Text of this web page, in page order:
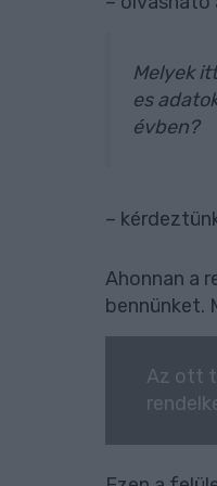
Melyek
es
évben?
–
Ahonnan a
bennünket.
Az ott